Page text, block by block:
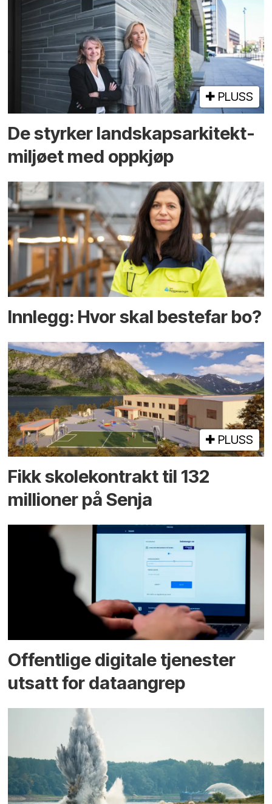
PLUSS
De styrker landskaps­arkitekt­
miljøet med oppkjøp
Innlegg: Hvor skal bestefar bo?
PLUSS
Fikk skole­kontrakt til 132
millioner på Senja
Offentlige digitale tjenester
utsatt for dataangrep